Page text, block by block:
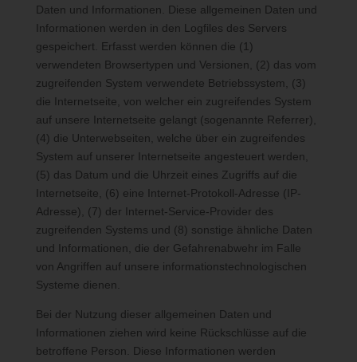
Daten und Informationen. Diese allgemeinen Daten und
Informationen werden in den Logfiles des Servers
gespeichert. Erfasst werden können die (1)
verwendeten Browsertypen und Versionen, (2) das vom
zugreifenden System verwendete Betriebssystem, (3)
die Internetseite, von welcher ein zugreifendes System
auf unsere Internetseite gelangt (sogenannte Referrer),
(4) die Unterwebseiten, welche über ein zugreifendes
System auf unserer Internetseite angesteuert werden,
(5) das Datum und die Uhrzeit eines Zugriffs auf die
Internetseite, (6) eine Internet-Protokoll-Adresse (IP-
Adresse), (7) der Internet-Service-Provider des
zugreifenden Systems und (8) sonstige ähnliche Daten
und Informationen, die der Gefahrenabwehr im Falle
von Angriffen auf unsere informationstechnologischen
Systeme dienen.
Bei der Nutzung dieser allgemeinen Daten und
Informationen ziehen wird keine Rückschlüsse auf die
betroffene Person. Diese Informationen werden
personenbezogenen Daten dabei an den für die Verarbeitung
Verantwortlichen übermittelt werden, ergibt sich aus der
jeweiligen Eingabemaske, die für die Registrierung verwendet
wird. Die von der betroffenen Person eingegebenen
personenbezogenen Daten werden ausschließlich für die
interne Verwendung bei dem für die Verarbeitung
Verantwortlichen und für eigene Zwecke erhoben und
gespeichert. Der für die Verarbeitung Verantwortliche kann die
Weitergabe an einen oder mehrere Auftragsverarbeiter,
beispielsweise einen Paketdienstleister, veranlassen, der die
personenbezogenen Daten ebenfalls ausschließlich für eine
interne Verwendung, die dem für die Verarbeitung
Verantwortlichen zuzurechnen ist, nutzt.
Durch eine Registrierung auf der Internetseite des für die
Verarbeitung Verantwortlichen wird ferner die vom Internet-
Service-Provider (ISP) der betroffenen Person vergebene IP-
Adresse, das Datum sowie die Uhrzeit der Registrierung
gespeichert. Die Speicherung dieser Daten erfolgt vor dem